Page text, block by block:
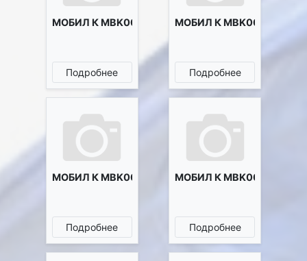
МОБИЛ К MBK0003153
Подробнее
МОБИЛ К MBK0003167
Подробнее
МОБИЛ К MBK0003168
Подробнее
МОБИЛ К MBK0003190
Подробнее